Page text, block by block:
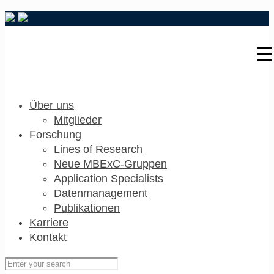
Über uns
Mitglieder
Forschung
Lines of Research
Neue MBExC-Gruppen
Application Specialists
Datenmanagement
Publikationen
Karriere
Kontakt